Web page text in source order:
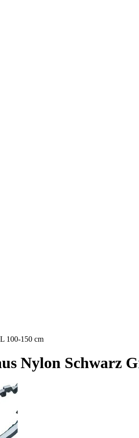
100-150 cm
Nylon Schwarz